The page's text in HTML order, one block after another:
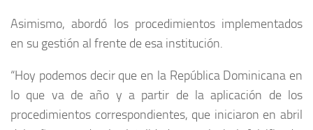
Asimismo, abordó los procedimientos implementados
en su gestión al frente de esa institución.
“Hoy podemos decir que en la República Dominicana en
lo que va de año y a partir de la aplicación de los
procedimientos correspondientes, que iniciaron en abril